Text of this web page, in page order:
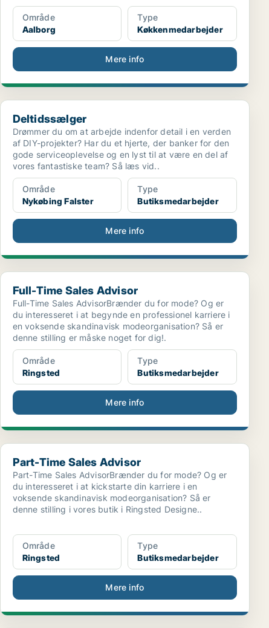
Område
Aalborg
Type
Køkkenmedarbejder
Mere info
Deltidssælger
Deltidssælger
Drømmer du om at arbejde indenfor detail i en verden
af DIY-projekter? Har du et hjerte, der banker for den
gode serviceoplevelse og en lyst til at være en del af
vores fantastiske team? Så læs vid..
Område
Nykøbing Falster
Type
Butiksmedarbejder
Mere info
Full-Time Sales Advisor
Full-Time Sales Advisor
Full-Time Sales AdvisorBrænder du for mode? Og er
du interesseret i at begynde en professionel karriere i
en voksende skandinavisk modeorganisation? Så er
denne stilling er måske noget for dig!.
Område
Ringsted
Type
Butiksmedarbejder
Mere info
Part-Time Sales Advisor
Part-Time Sales Advisor
Part-Time Sales AdvisorBrænder du for mode? Og er
du interesseret i at kickstarte din karriere i en
voksende skandinavisk modeorganisation? Så er
denne stilling i vores butik i Ringsted Designe..
Område
Ringsted
Type
Butiksmedarbejder
Mere info